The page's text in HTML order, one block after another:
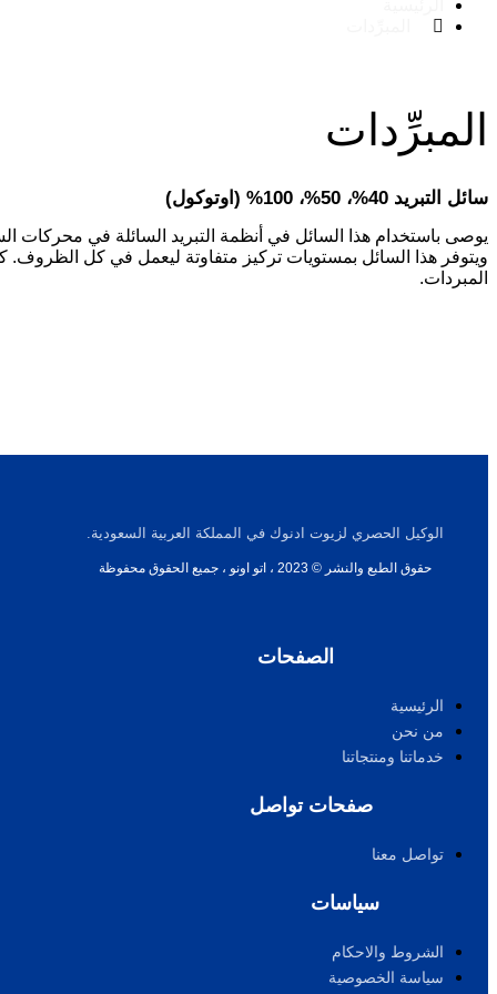
المبرِّدات
سائل التبريد 40%، 50%، 100% (اوتوكول)
يوصى باستخدام هذا السائل في أنظمة التبريد السائلة في محركات
ويتوفر هذا السائل بمستويات تركيز متفاوتة ليعمل في كل الظروف.
المبردات.
الوكيل الحصري لزيوت ادنوك في المملكة العربية السعودية.
حقوق الطبع والنشر © 2023 ، اتو اونو ، جميع الحقوق محفوظة
الصفحات
الرئيسية
من نحن
خدماتنا ومنتجاتنا
صفحات تواصل
تواصل معنا
سياسات
الشروط والاحكام
سياسة الخصوصية